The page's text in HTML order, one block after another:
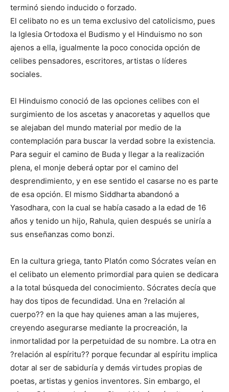
terminó siendo inducido o forzado.
El celibato no es un tema exclusivo del catolicismo, pues
la Iglesia Ortodoxa el Budismo y el Hinduismo no son
ajenos a ella, igualmente la poco conocida opción de
celibes pensadores, escritores, artistas o líderes
sociales.
El Hinduismo conoció de las opciones celibes con el
surgimiento de los ascetas y anacoretas y aquellos que
se alejaban del mundo material por medio de la
contemplación para buscar la verdad sobre la existencia.
Para seguir el camino de Buda y llegar a la realización
plena, el monje deberá optar por el camino del
desprendimiento, y en ese sentido el casarse no es parte
de esa opción. El mismo Siddharta abandonó a
Yasodhara, con la cual se había casado a la edad de 16
años y tenido un hijo, Rahula, quien después se uniría a
sus enseñanzas como bonzi.
En la cultura griega, tanto Platón como Sócrates veían en
el celibato un elemento primordial para quien se dedicara
a la total búsqueda del conocimiento. Sócrates decía que
hay dos tipos de fecundidad. Una en ?relación al
cuerpo?? en la que hay quienes aman a las mujeres,
creyendo asegurarse mediante la procreación, la
inmortalidad por la perpetuidad de su nombre. La otra en
?relación al espíritu?? porque fecundar al espíritu implica
dotar al ser de sabiduría y demás virtudes propias de
poetas, artistas y genios inventores. Sin embargo, el